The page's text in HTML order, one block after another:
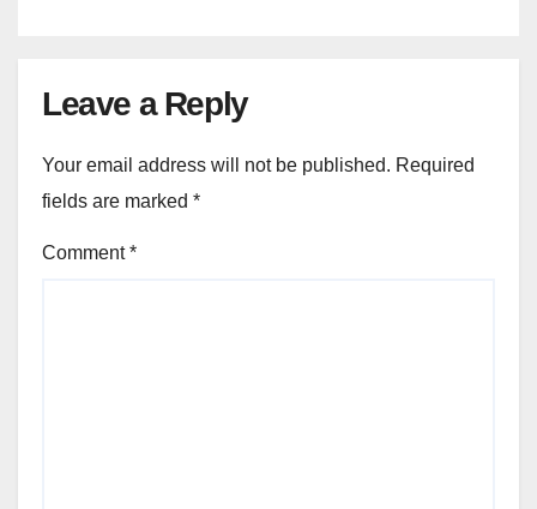
Leave a Reply
Your email address will not be published. Required
fields are marked *
Comment*